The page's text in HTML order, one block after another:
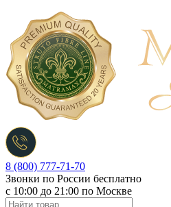
8 (800) 777-71-70
Звонки по России бесплатно
c 10:00 до 21:00 по Москве